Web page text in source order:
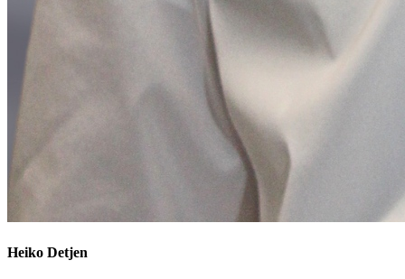
Heiko Detjen